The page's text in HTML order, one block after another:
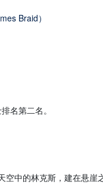
Braid）
名第二名。
空中的林克斯，建在悬崖